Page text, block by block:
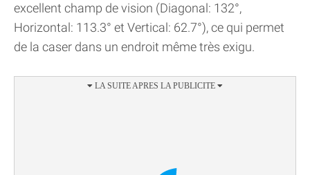
excellent champ de vision (Diagonal: 132°,
Horizontal: 113.3° et Vertical: 62.7°), ce qui permet
de la caser dans un endroit même très exigu.